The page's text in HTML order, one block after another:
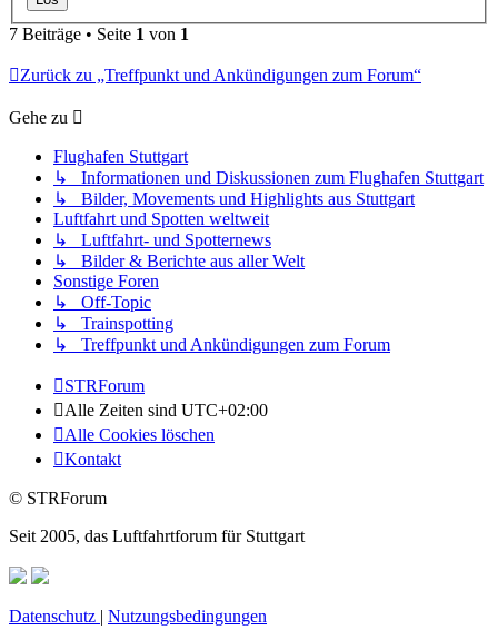
7 Beiträge • Seite 1 von 1
Zurück zu „Treffpunkt und Ankündigungen zum Forum“
Gehe zu
Flughafen Stuttgart
↳ Informationen und Diskussionen zum Flughafen Stuttgart
↳ Bilder, Movements und Highlights aus Stuttgart
Luftfahrt und Spotten weltweit
↳ Luftfahrt- und Spotternews
↳ Bilder & Berichte aus aller Welt
Sonstige Foren
↳ Off-Topic
↳ Trainspotting
↳ Treffpunkt und Ankündigungen zum Forum
STRForum
Alle Zeiten sind UTC+02:00
Alle Cookies löschen
Kontakt
© STRForum
Seit 2005, das Luftfahrtforum für Stuttgart
Datenschutz | Nutzungsbedingungen